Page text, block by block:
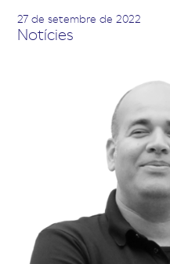
27 de setembre de 2022
Notícies